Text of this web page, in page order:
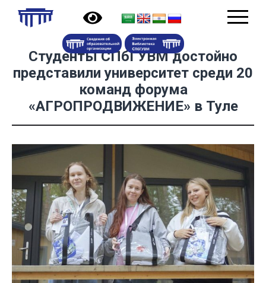
Студенты СПбГУВМ достойно
представили университет среди 20
команд форума
«АГРОПРОДВИЖЕНИЕ» в Туле